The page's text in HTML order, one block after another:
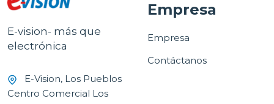
E-vision- más que
electrónica
E-Vision, Los Pueblos
Centro Comercial Los
Empresa
Empresa
Contáctanos